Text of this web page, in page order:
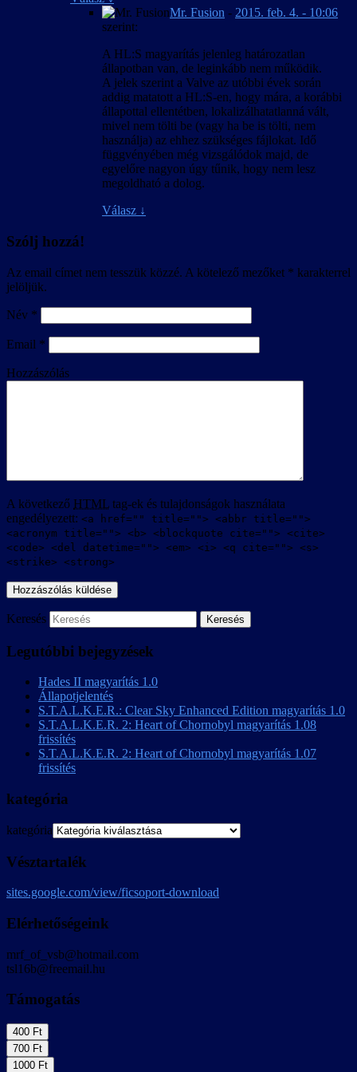
A magyarítás készítésének technikai vonatkozásaira ezúttal igazából
tervezték a modot, hogy annak szabad felhasználásával és szükség
szerinti módosításával bárki viszonylag egyszerűen adhasson
lokalizált kezelőfelületet és feliratozást a játékhoz. A magát a modot
képező, készen kapott különféle fájlok mellé csak el kellett helyezni
az elkészült a magyar szöveget, minden egyébről pedig maga a mod
Mr. Fusion - 2015. feb. 4. - 10:06
szerint:
A HL:S magyarítás jelenleg határozatlan
állapotban van, de leginkább nem működik.
A jelek szerint a Valve az utóbbi évek során
addig matatott a HL:S-en, hogy mára, a korábbi
állapottal ellentétben, lokalizálhatatlanná vált,
mivel nem tölti be (vagy ha be is tölti, nem
használja) az ehhez szükséges fájlokat. Idő
függvényében még vizsgálódok majd, de
egyelőre nagyon úgy tűnik, hogy nem lesz
megoldható a dolog.
Válasz ↓
Szólj hozzá!
Az email címet nem tesszük közzé. A kötelező mezőket * karakterrel
jelöljük.
Név *
Email *
Hozzászólás
A következő HTML tag-ek és tulajdonságok használata
engedélyezett: <a href="" title=""> <abbr title="">
<acronym title=""> <b> <blockquote cite=""> <cite>
<code> <del datetime=""> <em> <i> <q cite=""> <s>
<strike> <strong>
Keresés
Legutóbbi bejegyzések
Hades II magyarítás 1.0
Állapotjelentés
S.T.A.L.K.E.R.: Clear Sky Enhanced Edition magyarítás 1.0
S.T.A.L.K.E.R. 2: Heart of Chornobyl magyarítás 1.08
frissítés
S.T.A.L.K.E.R. 2: Heart of Chornobyl magyarítás 1.07
frissítés
kategória
kategória
Vésztartalék
sites.google.com/view/ficsoport-download
Elérhetőségeink
mrf_of_vsb@hotmail.com
tsl16b@freemail.hu
Támogatás